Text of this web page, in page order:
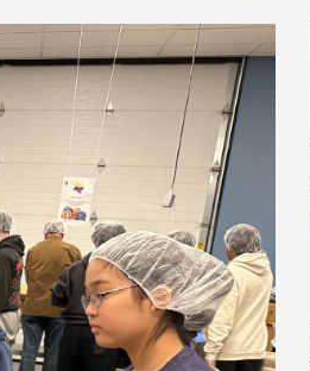
本校校長葛煥昭將於今(115)年7
月31日(五)任期屆滿。董事會於6月
24日(三)下午5時 ...
2 版 校友會活動 (海
外、縣市)